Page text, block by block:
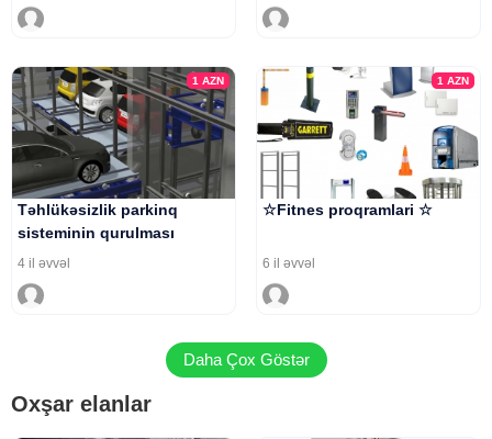
1AZN
Təhlükəsizlik parkinq
sisteminin qurulması
4 il əvvəl
1 AZN
☆Fitnes proqramlari ☆
6 il əvvəl
Daha Çox Göstər
Oxşar elanlar